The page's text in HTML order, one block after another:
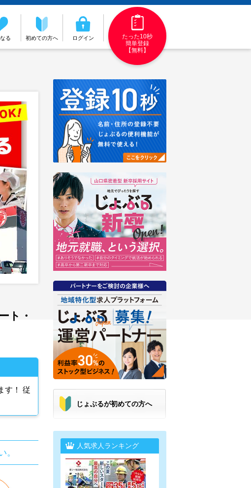
る 初めての方へ ログイン
たった10秒
簡単登録
【無料】
ト・
す！ 従
。
じょぶるが初めての方へ
人気求人ランキング